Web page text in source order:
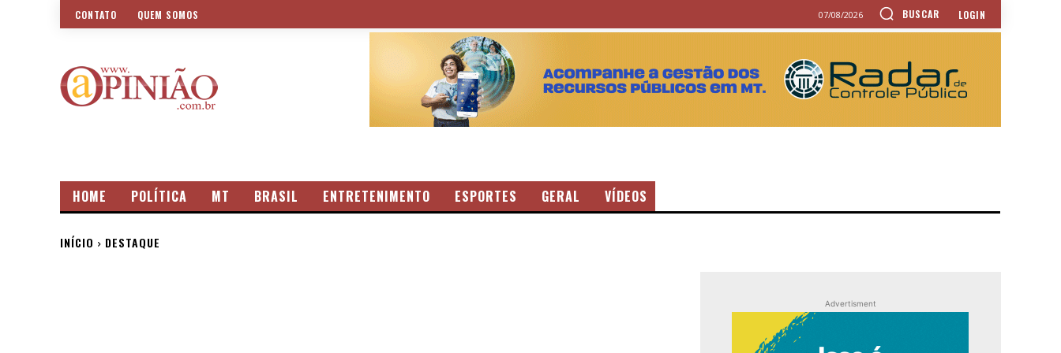
CONTATO QUEM SOMOS 07/08/2026 BUSCAR LOGIN
HOME POLÍTICA MT BRASIL ENTRETENIMENTO ESPORTES GERAL VÍDEOS
INÍCIO DESTAQUE
Advertisment